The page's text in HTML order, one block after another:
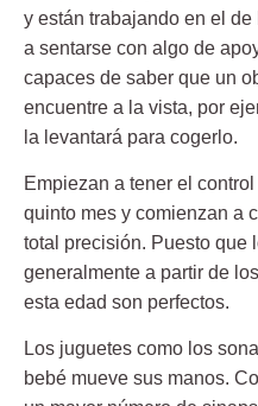
y están trabajando en el
a sentarse con algo de
capaces de saber que un
encuentre a la vista, por
la levantará para cogerlo.
Empiezan a tener el
quinto mes y comienzan a
total precisión. Puesto que
generalmente a partir de
esta edad son perfectos.
Los juguetes como los
bebé mueve sus manos.